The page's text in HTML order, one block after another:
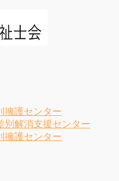
擁護センター
別解消支援センター
擁護センター